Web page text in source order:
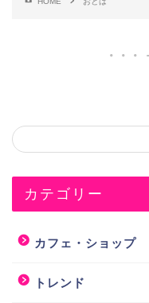
カテゴリー
カフェ・ショップ
トレンド